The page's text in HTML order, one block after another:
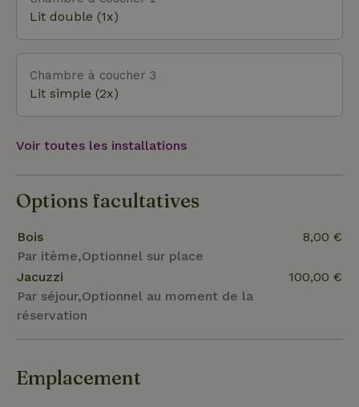
Woud. 8,2 km plus loin, tu es dans le cœur
bourguignon du Brabant... 's-Hertogenbosch. Fais
l'expérience de la fantastique hospitalité de 's-
Hertogenbosch dans, par exemple, la Korte Putstraat.
Lit double (1x)
Chambre à coucher 3
Lit simple (2x)
Voir toutes les installations
Options facultatives
Bois
Par itème,Optionnel sur place
8,00 €
Jacuzzi
Par séjour,Optionnel au moment de la
réservation
100,00 €
Emplacement